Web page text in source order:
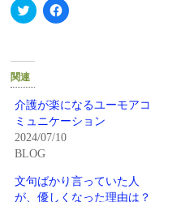
ク
リ
て
有
(新
し
い
ウ
ィ
ド
ウ
で
Facebook
で
リ
ッ
ク
し
て
さ
い
(新
関連
介護が楽になるユーモアコ
ミュニケーション
2024/07/10
BLOG
文句ばかり言っていた人
が、優しくなった理由は？